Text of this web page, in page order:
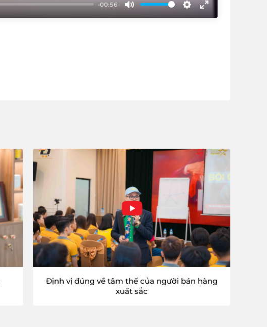
-00:56
Mute Settings
Enter
Định vị đúng về tâm thế của người bán hàng
xuất sắc